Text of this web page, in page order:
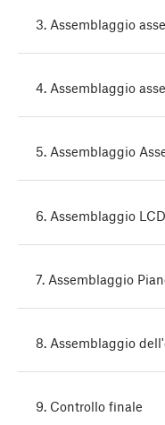
3. Assemblaggio
4. Assemblaggio
5. Assemblaggio
6. Assemblaggio LCD
7. Assemblaggio
8. Assemblaggio
9. Controllo finale